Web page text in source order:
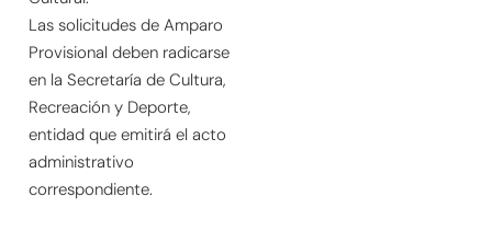
Las solicitudes de Amparo
Provisional deben radicarse
en la Secretaría de Cultura,
Recreación y Deporte,
entidad que emitirá el acto
administrativo
correspondiente.